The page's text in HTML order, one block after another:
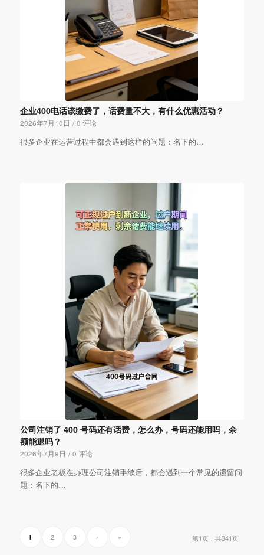
企业400电话该缴费了，话费量不大，有什么优惠活动？
2026年7月10日 / 0 评论
很多企业在运营过程中都会遇到这样的问题：名下的…
公司注销了 400 号码还有话费，怎么办，号码还能用吗，余
额能退吗？
2026年7月9日 / 0 评论
很多企业老板在办理公司注销手续后，都会遇到一个常见的遗留问
题：名下的…
第1页，共341页
1 2 3 › »